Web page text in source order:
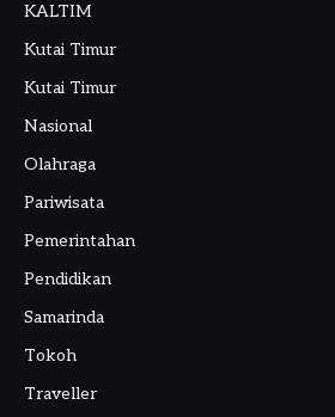
KALTIM
Kutai Timur
Kutai Timur
Nasional
Olahraga
Pariwisata
Pemerintahan
Pendidikan
Samarinda
Tokoh
Traveller